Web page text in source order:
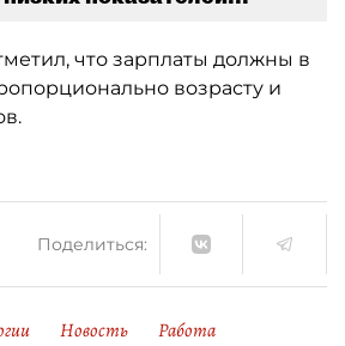
что зарплаты должны в
возрасту и
Поделиться:
Новость Работа